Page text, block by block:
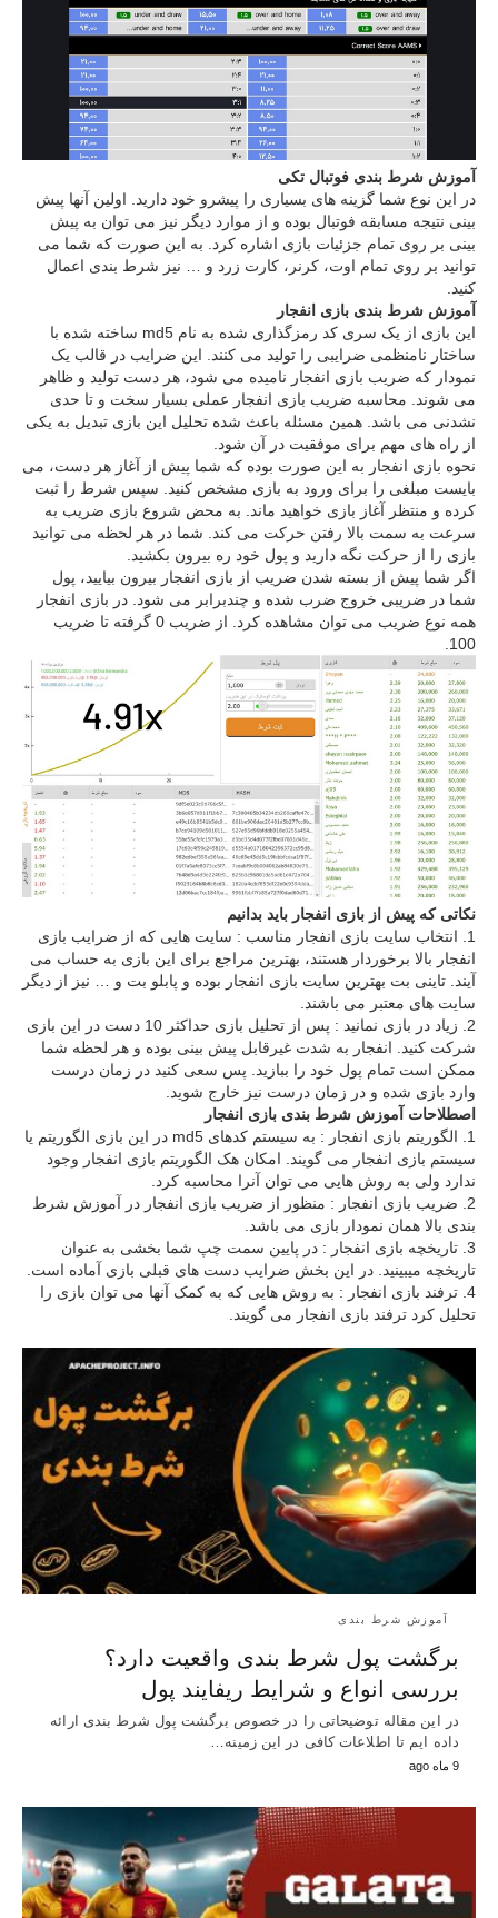
آموزش شرط بندی فوتبال تکی
در این نوع شما گزینه های بسیاری را پیشرو خود دارید. اولین آنها پیش
بینی نتیجه مسابقه فوتبال بوده و از موارد دیگر نیز می توان به پیش
بینی بر روی تمام جزئیات بازی اشاره کرد. به این صورت که شما می
توانید بر روی تمام اوت، کرنر، کارت زرد و … نیز شرط بندی اعمال
کنید.
آموزش شرط بندی بازی انفجار
این بازی از یک سری کد رمزگذاری شده به نام md5 ساخته شده با
ساختار نامنظمی ضرایبی را تولید می کنند. این ضرایب در قالب یک
نمودار که ضریب بازی انفجار نامیده می شود، هر دست تولید و ظاهر
می شوند. محاسبه ضریب بازی انفجار عملی بسیار سخت و تا حدی
نشدنی می باشد. همین مسئله باعث شده تحلیل این بازی تبدیل به یکی
از راه های مهم برای موفقیت در آن شود.
نحوه بازی انفجار به این صورت بوده که شما پیش از آغاز هر دست، می
بایست مبلغی را برای ورود به بازی مشخص کنید. سپس شرط را ثبت
کرده و منتظر آغاز بازی خواهید ماند. به محض شروع بازی ضریب به
سرعت به سمت بالا رفتن حرکت می کند. شما در هر لحظه می توانید
بازی را از حرکت نگه دارید و پول خود ره بیرون بکشید.
اگر شما پیش از بسته شدن ضریب از بازی انفجار بیرون بیایید، پول
شما در ضریبی خروج ضرب شده و چندبرابر می شود. در بازی انفجار
همه نوع ضریب می توان مشاهده کرد. از ضریب 0 گرفته تا ضریب
100.
نکاتی که پیش از بازی انفجار باید بدانیم
انتخاب سایت بازی انفجار مناسب : سایت هایی که از ضرایب بازی
انفجار بالا برخوردار هستند، بهترین مراجع برای این بازی به حساب می
آیند. تاینی بت بهترین سایت بازی انفجار بوده و پابلو بت و … نیز از دیگر
سایت های معتبر می باشند.
زیاد در بازی نمانید : پس از تحلیل بازی حداکثر 10 دست در این بازی
شرکت کنید. انفجار به شدت غیرقابل پیش بینی بوده و هر لحظه شما
ممکن است تمام پول خود را ببازید. پس سعی کنید در زمان درست
وارد بازی شده و در زمان درست نیز خارج شوید.
اصطلاحات آموزش شرط بندی بازی انفجار
الگوریتم بازی انفجار : به سیستم کدهای md5 در این بازی الگوریتم یا
سیستم بازی انفجار می گویند. امکان هک الگوریتم بازی انفجار وجود
ندارد ولی به روش هایی می توان آنرا محاسبه کرد.
ضریب بازی انفجار : منظور از ضریب بازی انفجار در آموزش شرط
بندی بالا همان نمودار بازی می باشد.
تاریخچه بازی انفجار : در پایین سمت چپ شما بخشی به عنوان
تاریخچه میبینید. در این بخش ضرایب دست های قبلی بازی آماده است.
ترفند بازی انفجار : به روش هایی که به کمک آنها می توان بازی را
تحلیل کرد ترفند بازی انفجار می گویند.
آموزش شرط بندی
برگشت پول شرط بندی واقعیت دارد؟
بررسی انواع و شرایط ریفایند پول
در این مقاله توضیحاتی را در خصوص برگشت پول شرط بندی ارائه
داده ایم تا اطلاعات کافی در این زمینه…
9 ماه ago